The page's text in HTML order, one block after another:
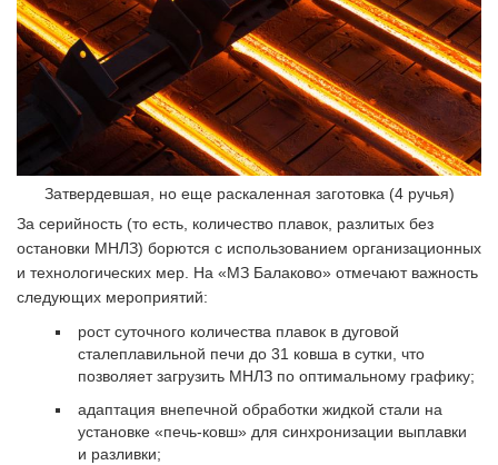
Затвердевшая, но еще раскаленная заготовка (4 ручья)
За серийность (то есть, количество плавок, разлитых без
остановки МНЛЗ) борются с использованием организационных
и технологических мер. На «МЗ Балаково» отмечают важность
следующих мероприятий:
рост суточного количества плавок в дуговой
сталеплавильной печи до 31 ковша в сутки, что
позволяет загрузить МНЛЗ по оптимальному графику;
адаптация внепечной обработки жидкой стали на
установке «печь-ковш» для синхронизации выплавки
и разливки;